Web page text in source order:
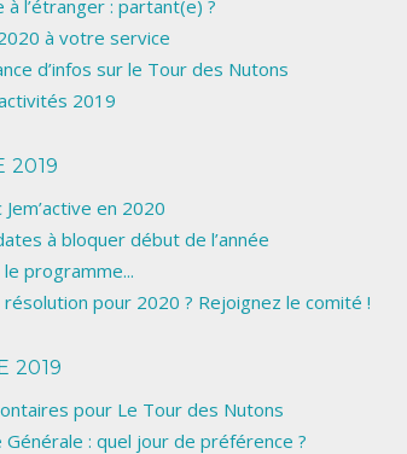
à l’étranger : partant(e) ?
à votre service
d’infos sur le Tour des Nutons
2019
2019
en 2020
à bloquer début de l’année
programme...
résolution pour 2020 ? Rejoignez le comité !
2019
pour Le Tour des Nutons
Générale : quel jour de préférence ?